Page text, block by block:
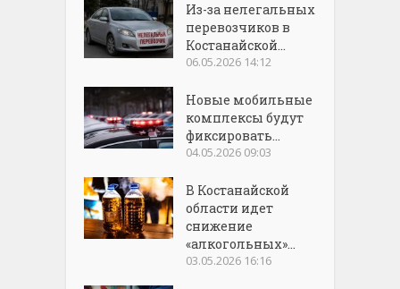
Из-за нелегальных
перевозчиков в
Костанайской...
06.05.2026 14:12
Новые мобильные
комплексы будут
фиксировать...
04.05.2026 09:03
В Костанайской
области идет
снижение
«алкогольных»...
03.05.2026 16:16